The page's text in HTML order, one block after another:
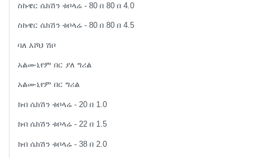
ስኩዌር ሴክሽን ቱቦላሬ - 80 በ 80 በ 4.0
ስኩዌር ሴክሽን ቱቦላሬ - 80 በ 80 በ 4.5
ባለ እሾህ ሽቦ
አልሙኒየም በር ያለ ግሪል
አልሙኒየም በር ግሪል
ክብ ሴክሽን ቱቦላሬ - 20 በ 1.0
ክብ ሴክሽን ቱቦላሬ - 22 በ 1.5
ክብ ሴክሽን ቱቦላሬ - 38 በ 2.0